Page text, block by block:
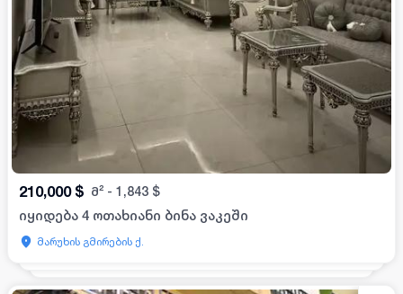
210,000 $ მ² - 1,843 $
იყიდება 4 ოთახიანი ბინა ვაკეში
მარუხის გმირების ქ.